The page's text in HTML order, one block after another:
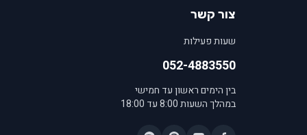
צור קשר
שעות פעילות
052-4883550
בין הימים ראשון עד חמישי
במהלך השעות 8:00 עד 18:00